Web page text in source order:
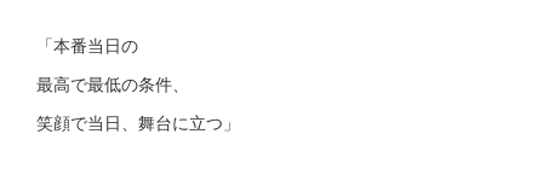
「本番当日の
最高で最低の条件、
笑顔で当日、舞台に立つ」